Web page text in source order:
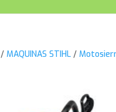
/MAQUINAS STIHL /